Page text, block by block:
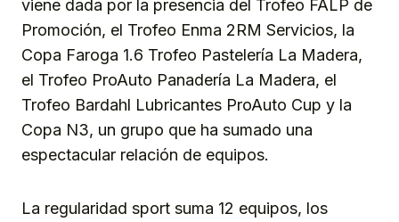
viene dada por la presencia del Trofeo FALP de
Promoción, el Trofeo Enma 2RM Servicios, la
Copa Faroga 1.6 Trofeo Pastelería La Madera,
el Trofeo ProAuto Panadería La Madera, el
Trofeo Bardahl Lubricantes ProAuto Cup y la
Copa N3, un grupo que ha sumado una
espectacular relación de equipos.
La regularidad sport suma 12 equipos, los